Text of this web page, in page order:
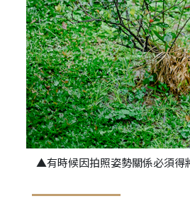
▲有時候因拍照姿勢關係必須得